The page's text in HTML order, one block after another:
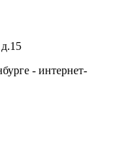
- интернет-